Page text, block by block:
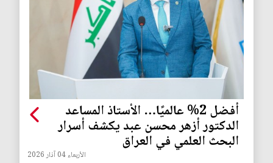
أفضل 2% عالميًا… الأستاذ المساعد
الدكتور أزهر محسن عبد يكشف أسرار
البحث العلمي في العراق
الأربعاء 04 آذار 2026